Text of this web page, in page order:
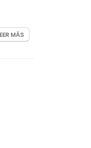
MÁS